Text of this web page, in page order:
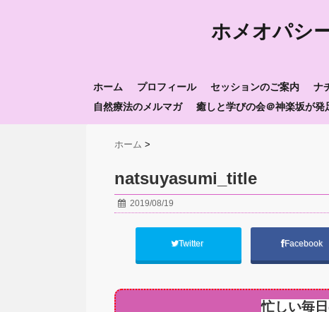
ホメオパシ
ホーム プロフィール セッションのご案内 ナ
自然療法のメルマガ
癒しと学びの会＠神楽坂が発
ホーム >
natsuyasumi_title
2019/08/19
Twitter Facebook
忙しい毎